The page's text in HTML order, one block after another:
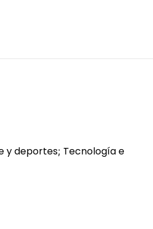
y deportes; Tecnología e